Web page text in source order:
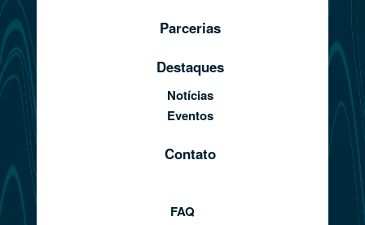
Parcerias
Destaques
Notícias
Eventos
Contato
FAQ